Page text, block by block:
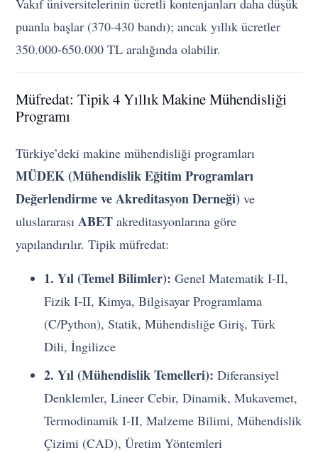
Vakıf üniversitelerinin ücretli kontenjanları daha düşük
puanla başlar (370-430 bandı); ancak yıllık ücretler
350.000-650.000 TL aralığında olabilir.
Müfredat: Tipik 4 Yıllık Makine Mühendisliği
Programı
Türkiye’deki makine mühendisliği programları
MÜDEK (Mühendislik Eğitim Programları
Değerlendirme ve Akreditasyon Derneği) ve
uluslararasıABET akreditasyonlarına göre
yapılandırılır. Tipik müfredat:
1. Yıl (Temel Bilimler): Genel Matematik I-II,
Fizik I-II, Kimya, Bilgisayar Programlama
(C/Python), Statik, Mühendisliğe Giriş, Türk
Dili, İngilizce
2. Yıl (Mühendislik Temelleri): Diferansiyel
Denklemler, Lineer Cebir, Dinamik, Mukavemet,
Termodinamik I-II, Malzeme Bilimi, Mühendislik
Çizimi (CAD), Üretim Yöntemleri